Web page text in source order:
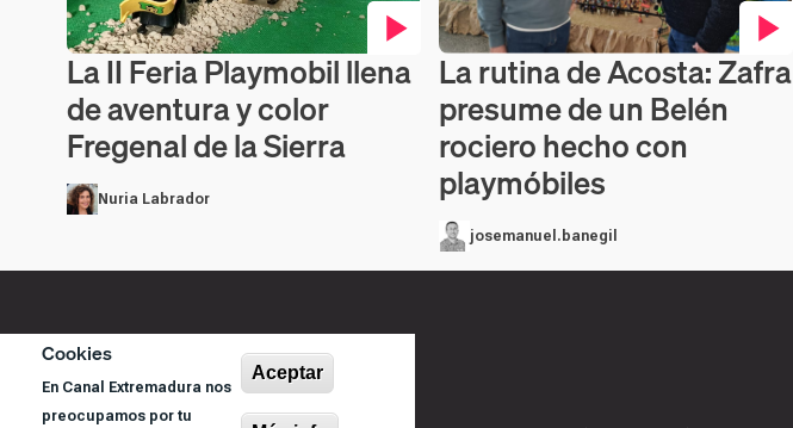
Cookies
En Canal Extremadura nos
preocupamos por tu
Aceptar
Contenido en vídeo
La II Feria Playmobil llena
de aventura y color
Fregenal de la Sierra
Nuria Labrador
Contenido en vídeo
La rutina de Acosta: Zafra
presume de un Belén
rociero hecho con
playmóbiles
josemanuel.banegil